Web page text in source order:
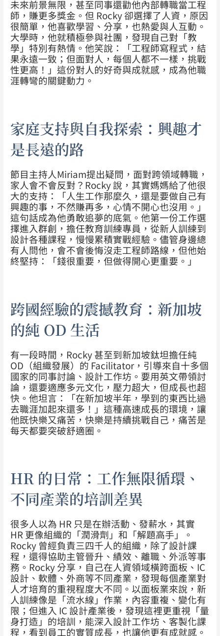
未來前景無限，甚至同事還勸他內部轉職當工程
師，賺更多獎金。但 Rocky 卻選擇了人資，原因
很簡單，他喜歡學習、分享，也熱愛與人互動。
大學時，他就積極參與社團，發現自己對「教
學」特別有熱情。他笑說：「工程師寫程式，結
果永遠一致；但面對人，每個人都不一樣，挑戰
性更高！」這份對人的好奇與成就感，成為他職
涯轉彎的關鍵動力。
家庭支持與自我探索：興趣才
是長遠的路
節目主持人Miriam提出疑問，面對跨領域轉職，
家人會不會反對？Rocky 說，其實媽媽給了他很
大的支持：「人生工作那麼久，還是要做自己有
興趣的事，不然賺再多，心情不開心也沒用。」
這句話成為他勇敢追夢的底氣。他第一份工作選
擇進入群創，擔任教育訓練專員，從新人訓練到
設計各種課程，慢慢累積實戰經驗。儘管身邊總
有人問他，會不會後悔沒走工程師路線，但他始
終堅持：「錢很重要，但做得開心更重要。」
跨國經驗的震撼教育：新加坡
的純 OD 生活
有一段時間，Rocky 甚至到新加坡鈦坦擔任純
OD（組織發展）的 Facilitator，引導來自十多個
國家的同事討論、設計工作坊。要用英文帶領討
論，還要適應多元文化，壓力超大，但成長也超
快。他坦言：「在新加坡半年，學到的東西比過
去職涯加起來還多！」這種高速成長的環境，讓
他既快樂又痛苦，快樂是持續挑戰自己，痛苦是
每天都要突破舒適圈。
HR 的日常：工作無限循環、
不同產業的培訓差異
很多人以為 HR 只是在辦活動、發薪水，其實
HR 更像組織的「潤滑劑」和「解題高手」。
Rocky 曾經負責三四千人的組織，除了設計課
程，還得協助主管晉升、績效、離職、外派等事
務。Rocky 分享，自己在人資領域橫跨面板、IC
設計、軟體、外商等不同產業，發現每個產業對
人才培育的重視程度大不同。以面板業來說，新
人訓練像是「流水線」作業，內容重複、變化有
限；但進入 IC 設計產業後，發現這裡更重視「量
身打造」的培訓，能深入設計工作坊、客製化課
程，看到員工的實質成長，也讓他更有成就感。